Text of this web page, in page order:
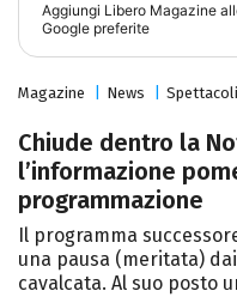
Aggiungi Libero Magazine
Google preferite
Magazine News Spettacoli
Chiude dentro la
l’informazione
programmazione
Il programma
una pausa (meritata)
cavalcata. Al suo posto